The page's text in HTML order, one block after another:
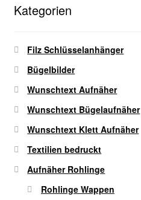
Kategorien
Filz Schlüsselanhänger
Bügelbilder
Wunschtext Aufnäher
Wunschtext Bügelaufnäher
Wunschtext Klett Aufnäher
Textilien bedruckt
Aufnäher Rohlinge
Rohlinge Wappen